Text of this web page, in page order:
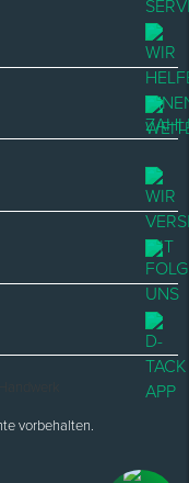
vorbehalten.